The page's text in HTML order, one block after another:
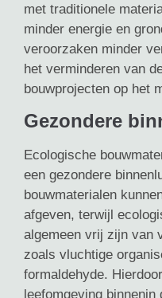
met traditionele
minder energie en
veroorzaken minder
het verminderen van
bouwprojecten op het
Gezondere
Ecologische
een gezondere
bouwmaterialen
afgeven, terwijl
algemeen vrij zijn van
zoals vluchtige
formaldehyde.
leefomgeving binnenin